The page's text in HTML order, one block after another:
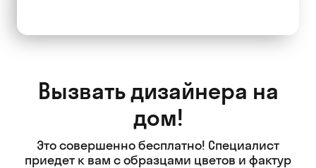
Вызвать дизайнера на
дом!
Это совершенно бесплатно! Специалист
приедет к вам с образцами цветов и фактур